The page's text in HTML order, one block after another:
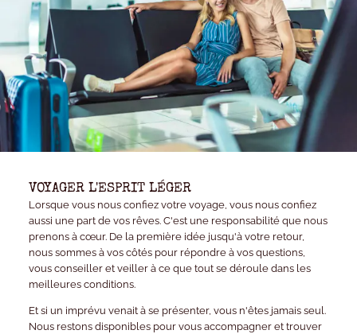
VOYAGER L'ESPRIT LÉGER
Lorsque vous nous confiez votre voyage, vous nous confiez
aussi une part de vos rêves. C'est une responsabilité que nous
prenons à cœur. De la première idée jusqu'à votre retour,
nous sommes à vos côtés pour répondre à vos questions,
vous conseiller et veiller à ce que tout se déroule dans les
meilleures conditions.
Et si un imprévu venait à se présenter, vous n'êtes jamais seul.
Nous restons disponibles pour vous accompagner et trouver